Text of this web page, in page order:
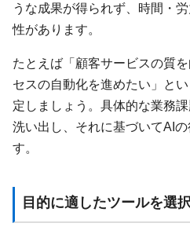
うな成果が得られず、時間・
性があります。
たとえば「顧客サービスの質
セスの自動化を進めたい」と
定しましょう。具体的な業務
洗い出し、それに基づいてAI
す。
目的に適したツールを選